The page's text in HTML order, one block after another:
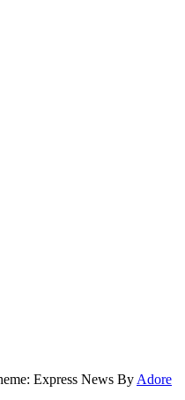
Express News By Adore